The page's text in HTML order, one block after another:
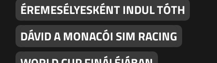
ÉREMESÉLYESKÉNT INDUL TÓTH
DÁVID A MONACÓI SIM RACING